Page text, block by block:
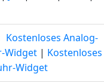
Kostenloses Analog-
Widget | Kostenloses
Widget